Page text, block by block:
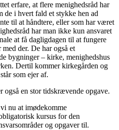
erfare, at flere menighedsråd har
de i hvert fald et stykke hen ad
til at håndtere, eller som har været
har man ikke kun ansvaret
at få dagligdagen til at fungere
der. De har også et
bygninger – kirke, menighedshus
Dertil kommer kirkegården og
som ejer af.
også en stor tidskrævende opgave.
nu at imødekomme
kursus for den
og opgaver til.